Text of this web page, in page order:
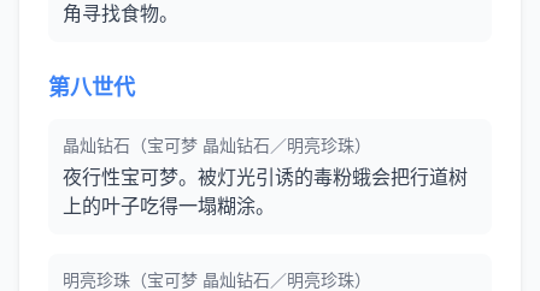
角寻找食物。
第八世代
晶灿钻石（宝可梦 晶灿钻石／明亮珍珠）
夜行性宝可梦。被灯光引诱的毒粉蛾会把行道树
上的叶子吃得一塌糊涂。
明亮珍珠（宝可梦 晶灿钻石／明亮珍珠）